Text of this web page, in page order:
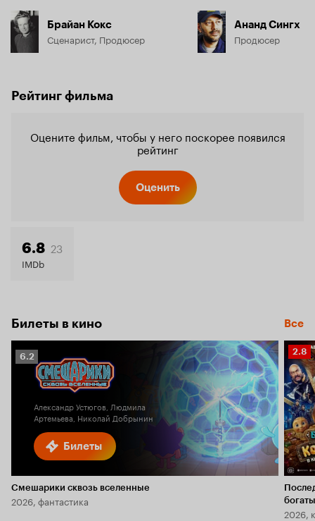
Брайан Кокс
Сценарист, Продюсер
Ананд Сингх
Продюсер
Рейтинг фильма
Оцените фильм, чтобы у него поскорее появился
рейтинг
Оценить
6.8 23
IMDb
Билеты в кино Все
Билеты
Рейтинг
Кинопоиска
6.2
Александр Устюгов, Людмила
Артемьева, Николай Добрынин
Смешарики сквозь вселенные
2026, фантастика
2.8
2.8
2026,